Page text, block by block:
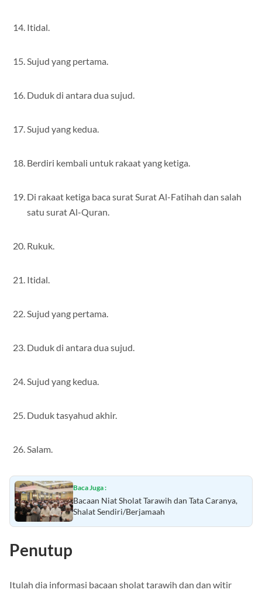
Itidal.
Sujud yang pertama.
Duduk di antara dua sujud.
Sujud yang kedua.
Berdiri kembali untuk rakaat yang ketiga.
Di rakaat ketiga baca surat Surat Al-Fatihah dan salah
satu surat Al-Quran.
Rukuk.
Itidal.
Sujud yang pertama.
Duduk di antara dua sujud.
Sujud yang kedua.
Duduk tasyahud akhir.
Salam.
Baca Juga :
Bacaan Niat Sholat Tarawih dan Tata Caranya,
Shalat Sendiri/Berjamaah
Penutup
Itulah dia informasi bacaan sholat tarawih dan dan witir